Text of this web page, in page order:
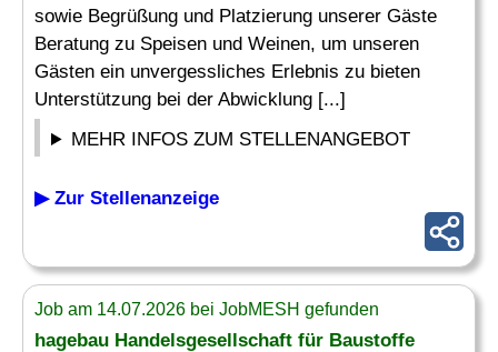
sowie Begrüßung und Platzierung unserer Gäste
Beratung zu Speisen und Weinen, um unseren
Gästen ein unvergessliches Erlebnis zu bieten
Unterstützung bei der Abwicklung [...]
MEHR INFOS ZUM STELLENANGEBOT
▶ Zur Stellenanzeige
Job am 14.07.2026 bei JobMESH gefunden
hagebau Handelsgesellschaft für Baustoffe